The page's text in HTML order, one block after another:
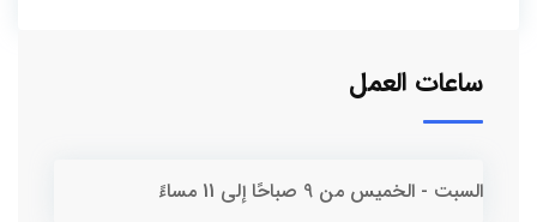
ساعات العمل
السبت - الخميس من 9 صباحًا إلى 11 مساءً